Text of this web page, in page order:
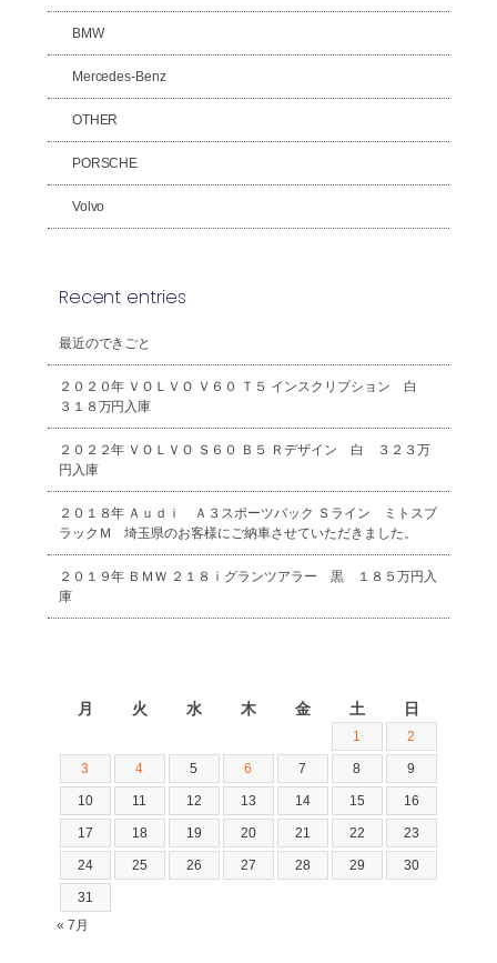
BMW
Mercedes-Benz
OTHER
PORSCHE
Volvo
Recent entries
最近のできごと
２０２０年 ＶＯＬＶＯ Ｖ６０ Ｔ５ インスクリプション 白
３１８万円入庫
２０２２年 ＶＯＬＶＯ Ｓ６０ Ｂ５ Ｒデザイン 白 ３２３万
円入庫
２０１８年 Ａｕｄｉ Ａ３スポーツバック Ｓライン ミトスブ
ラックＭ 埼玉県のお客様にご納車させていただきました。
２０１９年 ＢＭＷ ２１８ｉグランツアラー 黒 １８５万円入
庫
月 火 水 木 金 土 日
1 2
3 4 5 6 7 8 9
10 11 12 13 14 15 16
17 18 19 20 21 22 23
24 25 26 27 28 29 30
31
« 7月